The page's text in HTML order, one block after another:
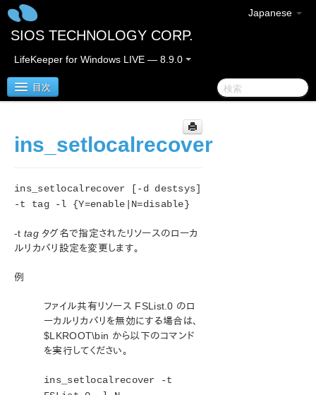
Japanese
SIOS TECHNOLOGY CORP.
LifeKeeper for Windows LIVE — 8.9.0
目次
LifeKeeper for Windows
LifeKeeper for Windows クイックスタートガイド
クラウド環境における LifeKeeper for Windows の利用
について
LifeKeeper for Windows テクニカルドキュメンテーショ
ン
LifeKeeper for Windowsについて
構成
LifeKeeper for Windowsの管理の概要
GUI による管理作業
ins_setlocalrecover
ins_setlocalrecover [-d destsys]
-t tag -l {Y=enable|N=disable}
-t tagタグ名で指定されたリソースのローカ
ルリカバリ設定を変更します。
例
ファイル共有リソース FSList.0 のロ
ーカルリカバリを無効にする場合は、
$LKROOT\bin から以下のコマンド
を実行してください。
ins_setlocalrecover -t